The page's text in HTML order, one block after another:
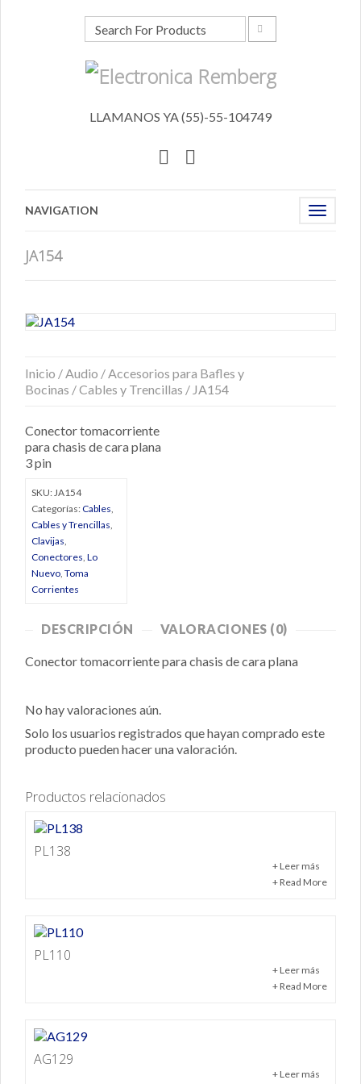
LLAMANOS YA (55)-55-104749
Toggle
NAVIGATION
JA154
Inicio / Audio / Accesorios para Bafles y
Bocinas /Cables y Trencillas / JA154
Conector tomacorriente
para chasis de cara plana
3 pin
SKU: JA154
Categorías:Cables
Cables y Trencillas
Clavijas
Conectores Lo
Nuevo Toma
Corrientes
DESCRIPCIÓN VALORACIONES (0)
Conector tomacorriente para chasis de cara plana
No hay valoraciones aún.
Solo los usuarios registrados que hayan comprado este
producto pueden hacer una valoración.
Productos relacionados
PL138
+ Leer más
+ Read More
PL110
+ Leer más
+ Read More
AG129
+ Leer más